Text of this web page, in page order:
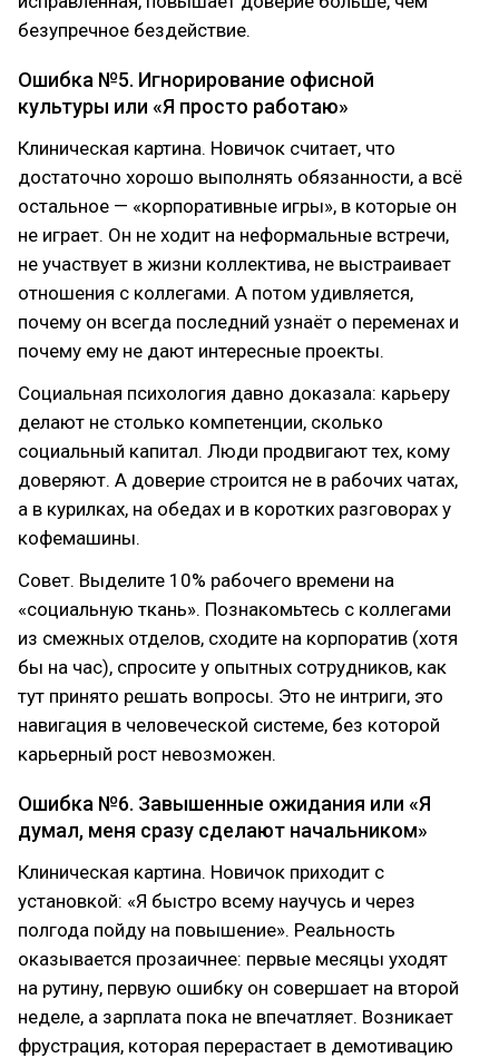
безупречное бездействие.
Ошибка №5. Игнорирование офисной
культуры или «Я просто работаю»
Клиническая картина. Новичок считает, что
достаточно хорошо выполнять обязанности, а всё
остальное — «корпоративные игры», в которые он
не играет. Он не ходит на неформальные встречи,
не участвует в жизни коллектива, не выстраивает
отношения с коллегами. А потом удивляется,
почему он всегда последний узнаёт о переменах и
почему ему не дают интересные проекты.
Социальная психология давно доказала: карьеру
делают не столько компетенции, сколько
социальный капитал. Люди продвигают тех, кому
доверяют. А доверие строится не в рабочих чатах,
а в курилках, на обедах и в коротких разговорах у
кофемашины.
Совет. Выделите 10% рабочего времени на
«социальную ткань». Познакомьтесь с коллегами
из смежных отделов, сходите на корпоратив (хотя
бы на час), спросите у опытных сотрудников, как
тут принято решать вопросы. Это не интриги, это
навигация в человеческой системе, без которой
карьерный рост невозможен.
Ошибка №6. Завышенные ожидания или «Я
думал, меня сразу сделают начальником»
Клиническая картина. Новичок приходит с
установкой: «Я быстро всему научусь и через
полгода пойду на повышение». Реальность
оказывается прозаичнее: первые месяцы уходят
на рутину, первую ошибку он совершает на второй
неделе, а зарплата пока не впечатляет. Возникает
фрустрация, которая перерастает в демотивацию